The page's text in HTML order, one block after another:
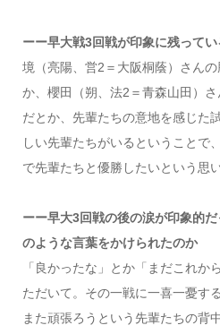
ーー早大戦3回戦が印象に残って
境（亮陽、営2＝大阪桐蔭）さん
か、櫻田（朔、法2＝青森山田）
だとか、先輩たちの意地を感じた
しい先輩たちがいるということで
で先輩たちと優勝したいという思
ーー早大3回戦の後の涙が印象的
のような言葉をかけられたのか
「良かったな」とか「まだこれか
ただいて。その一戦に一喜一憂す
また頑張ろうという先輩たちの背